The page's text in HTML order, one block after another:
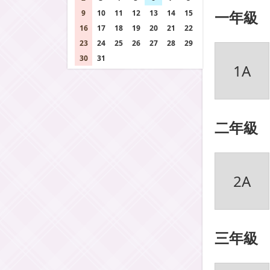
一年級
1A
二年級
2A
三年級
9
10 11 12 13 14
15
16
17 18 19 20 21
22
23
24 25 26 27 28
29
30
31